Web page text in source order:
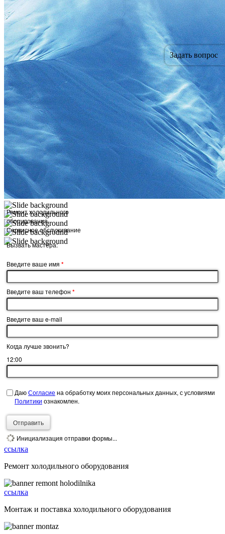
Ремонт холодильного
оборудования.
Сервисное обслуживание
Вызвать мастера:
Введите ваше имя *
Введите ваш телефон *
Введите ваш e-mail
Когда лучше звонить?
12:00
ДаюСогласие на обработку моих персональных данных, с условиями
Политики ознакомлен.
Отправить
Инициализация отправки формы...
ссылка
Ремонт холодильного оборудования
ссылка
Монтаж и поставка холодильного оборудования
Задать вопрос